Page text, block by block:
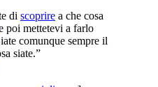
di scoprire a che cosa
poi mettetevi a farlo
comunque sempre il
siate.”